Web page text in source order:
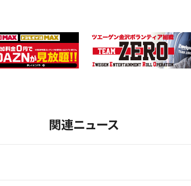
関連ニュース